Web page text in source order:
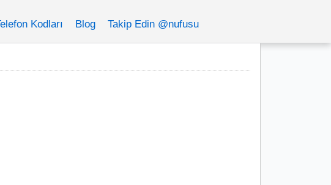
Kodları Blog Takip Edin @nufusu